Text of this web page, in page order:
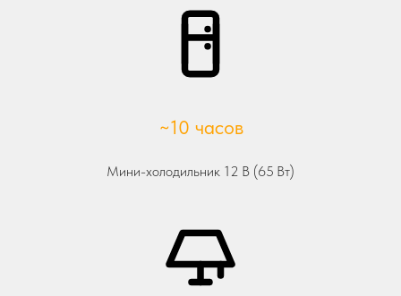
~10 часов
Мини-холодильник 12 В (65 Вт)